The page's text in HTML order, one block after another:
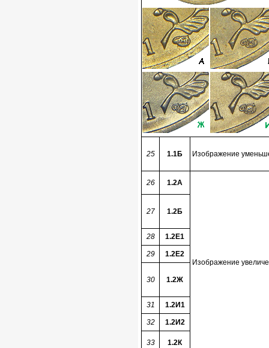
25 1.1Б Изображение
26 1.2А
Изображение
27 1.2Б
28 1.2Е1
29 1.2Е2
30 1.2Ж
31 1.2И1
32 1.2И2
33 1.2К